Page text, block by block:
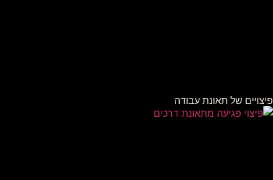
פיצויים של תאונת עבודה